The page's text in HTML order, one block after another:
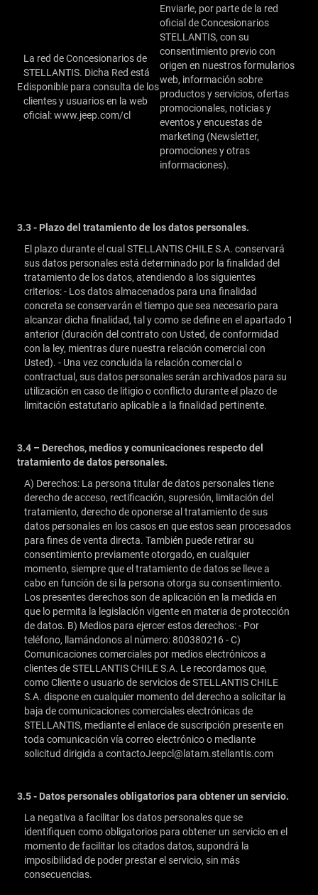
E
La red de Concesionarios de
STELLANTIS. Dicha Red está
disponible para consulta de los
clientes y usuarios en la web
oficial: www.jeep.com/cl
Enviarle, por parte de la red
oficial de Concesionarios
STELLANTIS, con su
consentimiento previo con
origen en nuestros formularios
web, información sobre
productos y servicios, ofertas
promocionales, noticias y
eventos y encuestas de
marketing (Newsletter,
promociones y otras
informaciones).
3.3 - Plazo del tratamiento de los datos personales.
El plazo durante el cual STELLANTIS CHILE S.A. conservará
sus datos personales está determinado por la finalidad del
tratamiento de los datos, atendiendo a los siguientes
criterios: - Los datos almacenados para una finalidad
concreta se conservarán el tiempo que sea necesario para
alcanzar dicha finalidad, tal y como se define en el apartado 1
anterior (duración del contrato con Usted, de conformidad
con la ley, mientras dure nuestra relación comercial con
Usted). - Una vez concluida la relación comercial o
contractual, sus datos personales serán archivados para su
utilización en caso de litigio o conflicto durante el plazo de
limitación estatutario aplicable a la finalidad pertinente.
3.4 – Derechos, medios y comunicaciones respecto del
tratamiento de datos personales.
A) Derechos: La persona titular de datos personales tiene
derecho de acceso, rectificación, supresión, limitación del
tratamiento, derecho de oponerse al tratamiento de sus
datos personales en los casos en que estos sean procesados
para fines de venta directa. También puede retirar su
consentimiento previamente otorgado, en cualquier
momento, siempre que el tratamiento de datos se lleve a
cabo en función de si la persona otorga su consentimiento.
Los presentes derechos son de aplicación en la medida en
que lo permita la legislación vigente en materia de protección
de datos. B) Medios para ejercer estos derechos: - Por
teléfono, llamándonos al número: 800380216 -C)
Comunicaciones comerciales por medios electrónicos a
clientes de STELLANTIS CHILE S.A. Le recordamos que,
como Cliente o usuario de servicios de STELLANTIS CHILE
S.A. dispone en cualquier momento del derecho a solicitar la
baja de comunicaciones comerciales electrónicas de
STELLANTIS, mediante el enlace de suscripción presente en
toda comunicación vía correo electrónico o mediante
solicitud dirigida a contactoJeepcl@latam.stellantis.com
3.5 - Datos personales obligatorios para obtener un servicio.
La negativa a facilitar los datos personales que se
identifiquen como obligatorios para obtener un servicio en el
momento de facilitar los citados datos, supondrá la
imposibilidad de poder prestar el servicio, sin más
consecuencias.